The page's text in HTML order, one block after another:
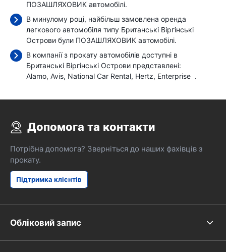
ПОЗАШЛЯХОВИК автомобілі.
В минулому році, найбільш замовлена оренда
легкового автомобіля типу Британські Віргінські
Острови були ПОЗАШЛЯХОВИК автомобілі.
В компанії з прокату автомобілів доступні в
Британські Віргінські Острови представлені:
Alamo Avis National Car Rental Hertz Enterprise .
Допомога та контакти
Потрібна допомога? Зверніться до наших фахівців з
прокату.
Підтримка клієнтів
Обліковий запис